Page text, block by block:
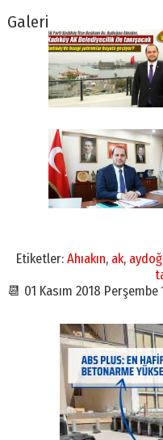
Galeri
Etiketler: Ahıakın, ak,
📆 01 Kasım 2018